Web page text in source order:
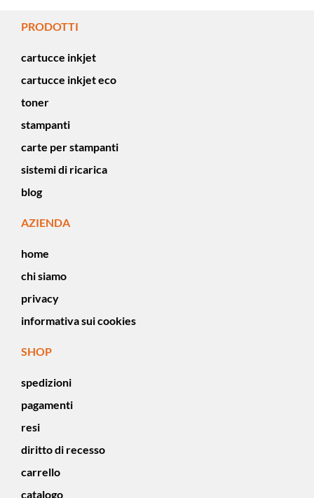
PRODOTTI
cartucce inkjet
cartucce inkjet eco
toner
stampanti
carte per stampanti
sistemi di ricarica
blog
AZIENDA
home
chi siamo
privacy
informativa sui cookies
SHOP
spedizioni
pagamenti
resi
diritto di recesso
carrello
catalogo